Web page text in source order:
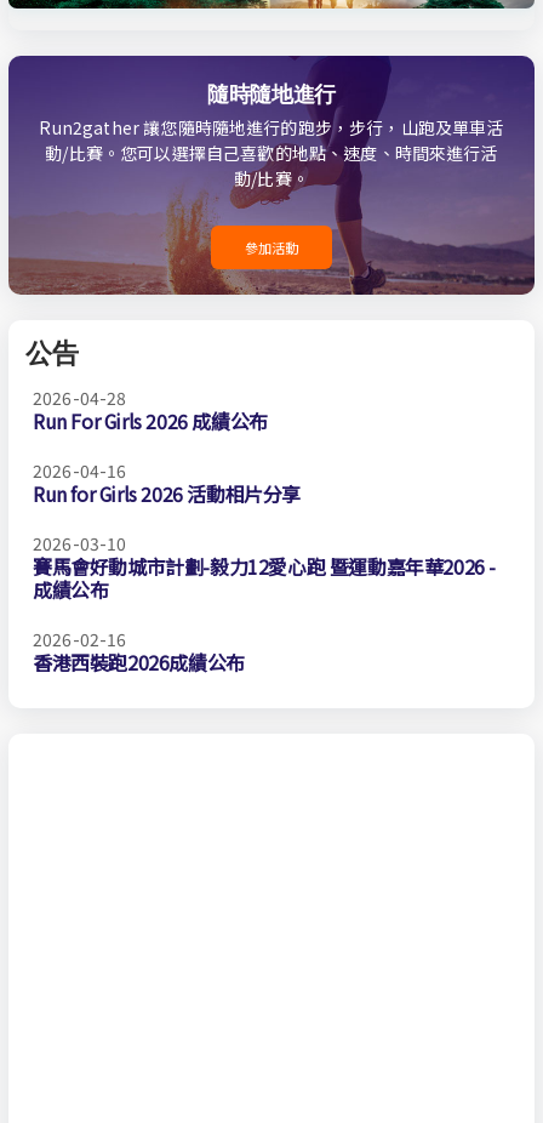
隨時隨地進行
Run2gather 讓您隨時隨地進行的跑步，步行，山跑及單車活
動/比賽。您可以選擇自己喜歡的地點、速度、時間來進行活
動/比賽。
參加活動
公告
2026-04-28
Run For Girls 2026 成績公布
2026-04-16
Run for Girls 2026 活動相片分享
2026-03-10
賽馬會好動城市計劃-毅力12愛心跑 暨運動嘉年華2026 -
成績公布
2026-02-16
香港西裝跑2026成績公布